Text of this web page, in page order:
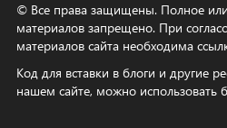
© Все права защищены. Полное
материалов запрещено. При
материалов сайта необходима
Код для вставки в блоги и другие
нашем сайте, можно использовать